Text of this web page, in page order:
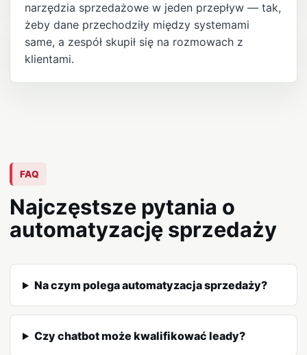
narzędzia sprzedażowe w jeden przepływ — tak,
żeby dane przechodziły między systemami
same, a zespół skupił się na rozmowach z
klientami.
FAQ
Najczęstsze pytania o
automatyzację sprzedaży
Na czym polega automatyzacja sprzedaży?
Czy chatbot może kwalifikować leady?